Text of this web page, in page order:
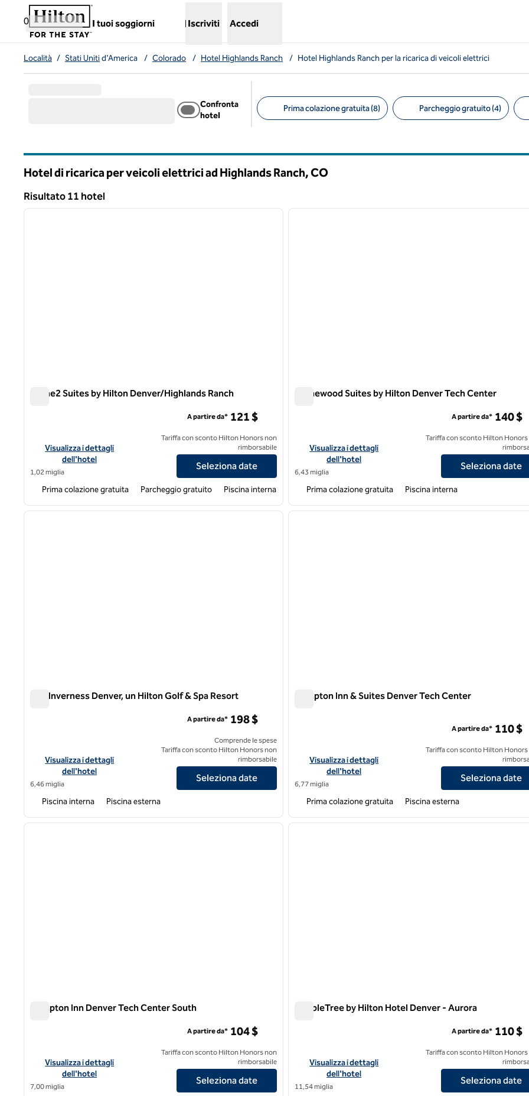
Vai al contenuto
0
I tuoi soggiorni
,apre una nuova scheda
Iscriviti Accedi
Località / Stati Unitid'America / Colorado / Hotel Highlands Ranch / Hotel Highlands Ranch per la ricarica di veicoli elettrici
Confronta
hotel
Prima colazione gratuita (8) Parcheggio gratuito (4)
Hotel di ricarica per veicoli elettrici ad Highlands Ranch,CO
Risultato 11 hotel
Risultato 11 hotel
1 di 12
immagine successiva
Home2 Suites by Hilton Denver/Highlands Ranch
Visualizza i dettagli dell'hotel Home2 Suites by Hilton Denver/Highlands Ranch
Visualizza i dettagli
dell'hotel
1,02 miglia
A partire da* 121 $
Tariffa con sconto Hilton Honors non
rimborsabile
Seleziona date
Prima colazione gratuita Parcheggio gratuito Piscina interna
1 di 12
Homewood Suites by Hilton Denver Tech Center
Visualizza i dettagli dell'hotel per Homewood Suites by
Visualizza i dettagli
dell'hotel
6,43 miglia
A partire da* 140 $
Tariffa con sconto Hilton Honors
Seleziona date
Prima colazione gratuita Piscina interna
1 di 12
immagine successiva
The Inverness Denver, un Hilton Golf & Spa Resort
Visualizza i dettagli dell'hotel The Inverness Denver, a Hilton Golf & Spa Resort
Visualizza i dettagli
dell'hotel
6,46 miglia
A partire da* 198 $
Comprende le spese
Tariffa con sconto Hilton Honors non
rimborsabile
Seleziona date
Piscina interna Piscina esterna
1 di 12
Hampton Inn & Suites Denver Tech Center
Visualizza i dettagli dell'hotel per l'Hampton Inn & Suites
Visualizza i dettagli
dell'hotel
6,77 miglia
A partire da* 110 $
Tariffa con sconto Hilton Honors
Seleziona date
Prima colazione gratuita Piscina esterna
1 di 12
immagine successiva
Hampton Inn Denver Tech Center South
Visualizza i dettagli dell'hotel per l'Hampton Inn Denver Tech Center South
Visualizza i dettagli
dell'hotel
7,00 miglia
A partire da* 104 $
Tariffa con sconto Hilton Honors non
rimborsabile
Seleziona date
1 di 12
DoubleTree by Hilton Hotel Denver - Aurora
Visualizza i dettagli dell'hotel DoubleTree by Hilton Hotel
Visualizza i dettagli
dell'hotel
11,54 miglia
A partire da* 110 $
Tariffa con sconto Hilton Honors
Seleziona date